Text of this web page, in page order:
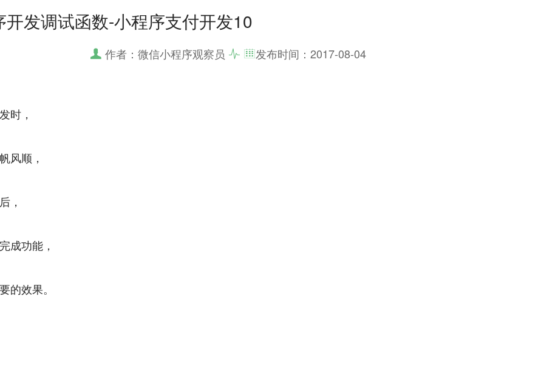
开发调试函数-小程序支付开发10
作者：微信小程序观察员 发布时间： 2017-08-04
时，
风顺，
，
成功能，
的效果。